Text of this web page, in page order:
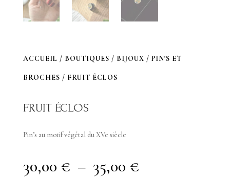
ACCUEIL / BOUTIQUES / BIJOUX / PIN'S ET
BROCHES / FRUIT ÉCLOS
FRUIT ÉCLOS
Pin’s au motif végétal du XVe siècle
30,00 € – 35,00 €Plage